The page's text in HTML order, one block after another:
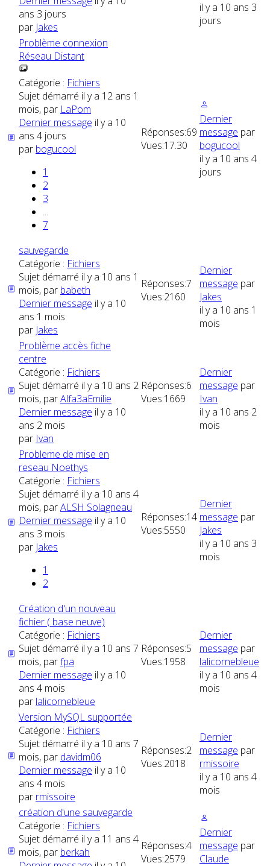
ans 3 jours
par Jakes
il y a 10 ans 3
jours
Problème connexion
Réseau Distant
Catégorie : Fichiers
Sujet démarré il y a 12 ans 1
mois, par LaPom
Dernier message il y a 10
ans 4 jours
par bogucool
1
2
3
...
7
Réponses:69
Vues:17.30
Dernier
message par
bogucool
il y a 10 ans 4
jours
sauvegarde
Catégorie : Fichiers
Sujet démarré il y a 10 ans 1
mois, par babeth
Dernier message il y a 10
ans 1 mois
par Jakes
Réponses:7
Vues:2160
Dernier
message par
Jakes
il y a 10 ans 1
mois
Problème accès fiche
centre
Catégorie : Fichiers
Sujet démarré il y a 10 ans 2
mois, parAlfa3aEmilie
Dernier message il y a 10
ans 2 mois
par Ivan
Réponses:6
Vues:1669
Dernier
message par
Ivan
il y a 10 ans 2
mois
Probleme de mise en
reseau Noethys
Catégorie : Fichiers
Sujet démarré il y a 10 ans 4
mois, parALSH Solagneau
Dernier message il y a 10
ans 3 mois
par Jakes
1
2
Réponses:14
Vues:5550
Dernier
message par
Jakes
il y a 10 ans 3
mois
Création d'un nouveau
fichier ( base neuve)
Catégorie : Fichiers
Sujet démarré il y a 10 ans 7
mois, parfpa
Dernier message il y a 10
ans 4 mois
par lalicornebleue
Réponses:5
Vues:1958
Dernier
message par
lalicornebleue
il y a 10 ans 4
mois
Version MySQL supportée
Catégorie : Fichiers
Sujet démarré il y a 10 ans 7
mois, par davidm06
Dernier message il y a 10
ans 4 mois
par rmissoire
Réponses:2
Vues:2018
Dernier
message par
rmissoire
il y a 10 ans 4
mois
création d'une sauvegarde
Catégorie : Fichiers
Sujet démarré il y a 11 ans 4
mois, par berkah
Réponses:4
Vues:2579
Dernier
message par
Claude